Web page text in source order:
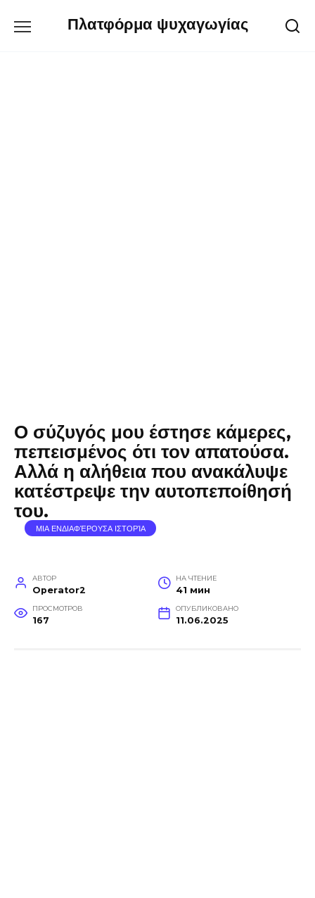
Πλατφόρμα ψυχαγωγίας
Ο σύζυγός μου έστησε κάμερες,
πεπεισμένος ότι τον απατούσα.
Αλλά η αλήθεια που ανακάλυψε
κατέστρεψε την αυτοπεποίθησή
του.
ΜΙΑ ΕΝΔΙΑΦΈΡΟΥΣΑ ΙΣΤΟΡΊΑ
АВТОР
Operator2
НА ЧТЕНИЕ
41 мин
ПРОСМОТРОВ
167
ОПУБЛИКОВАНО
11.06.2025